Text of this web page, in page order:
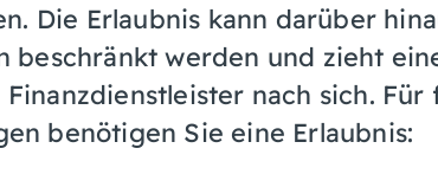
Die Erlaubnis kann darüber
beschränkt werden und zieht
nach sich. Für
benötigen Sie eine Erlaubnis: